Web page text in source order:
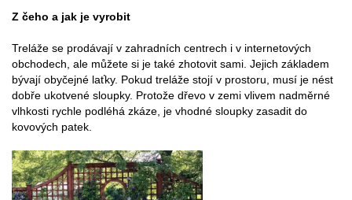
Z čeho a jak je vyrobit
Treláže se prodávají v zahradních centrech i v internetových
obchodech, ale můžete si je také zhotovit sami. Jejich základem
bývají obyčejné laťky. Pokud treláže stojí v prostoru, musí je nést
dobře ukotvené sloupky. Protože dřevo v zemi vlivem nadměrné
vlhkosti rychle podléhá zkáze, je vhodné sloupky zasadit do
kovových patek.